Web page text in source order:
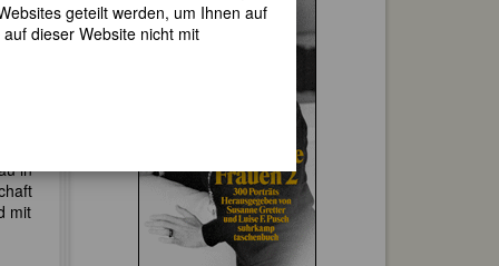
in
mit
geteilt werden, um Ihnen auf
dieser Website nicht mit